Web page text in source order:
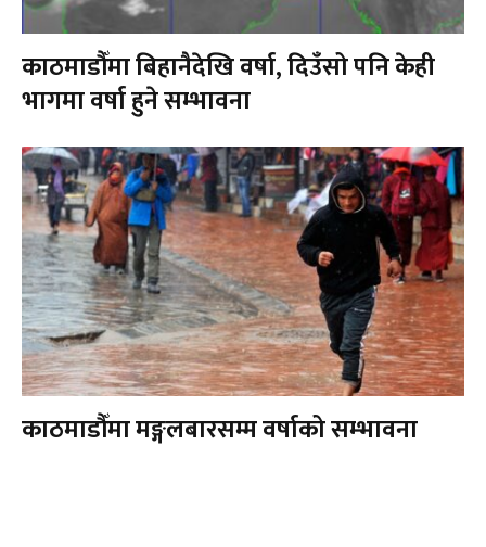
काठमाडौँमा बिहानैदेखि वर्षा, दिउँसो पनि केही
भागमा वर्षा हुने सम्भावना
काठमाडौँमा मङ्गलबारसम्म वर्षाको सम्भावना